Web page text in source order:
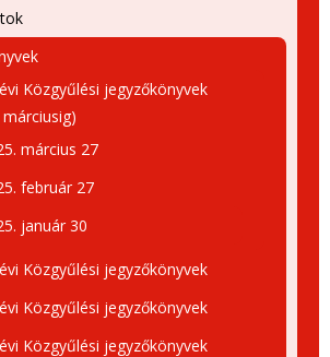
Közgyűlési jegyzőkönyvek
márciusig)
március 27
február 27
január 30
Közgyűlési jegyzőkönyvek
Közgyűlési jegyzőkönyvek
Közgyűlési jegyzőkönyvek